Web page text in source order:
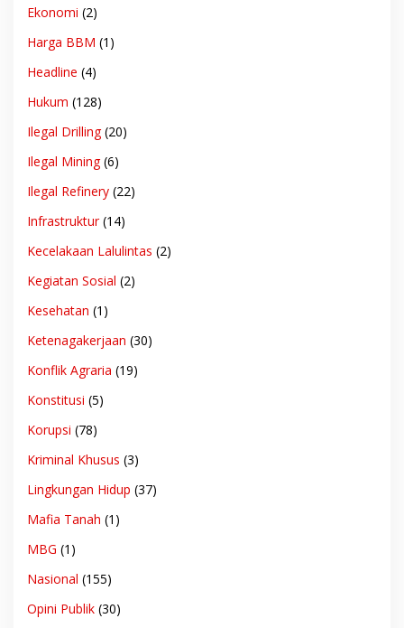
Ekonomi (2)
Harga BBM (1)
Headline (4)
Hukum (128)
Ilegal Drilling(20)
Ilegal Mining(6)
Ilegal Refinery (22)
Infrastruktur(14)
Kecelakaan Lalulintas (2)
Kegiatan Sosial (2)
Kesehatan (1)
Ketenagakerjaan (30)
Konflik Agraria (19)
Konstitusi (5)
Korupsi (78)
Kriminal Khusus (3)
Lingkungan Hidup (37)
Mafia Tanah (1)
MBG (1)
Nasional (155)
Opini Publik (30)